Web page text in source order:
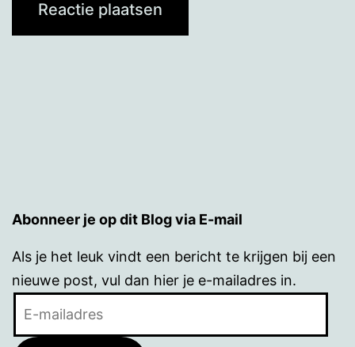
Abonneer je op dit Blog via E-mail
Als je het leuk vindt een bericht te krijgen bij een
nieuwe post, vul dan hier je e-mailadres in.